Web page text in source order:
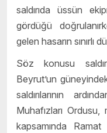
saldırıda üssün
gördüğü
gelen hasarın
Söz konusu
Beyrut’un
saldırılarının
Muhafızları
kapsamında